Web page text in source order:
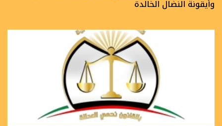
وأيقونة النضال الخالدة